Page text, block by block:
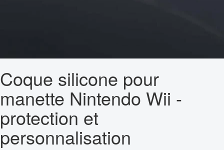
Coque silicone pour
manette Nintendo Wii -
protection et
personnalisation